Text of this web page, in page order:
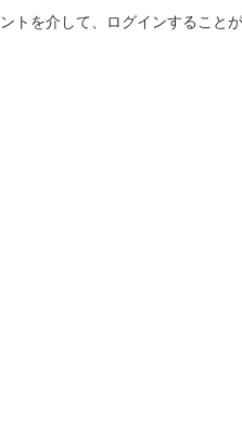
トを介して、ログインすることが